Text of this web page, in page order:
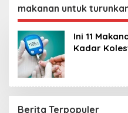
Istana? Ini Link
Pendaftaran Resminya
di Sini
makanan untuk
Ini 11
Kadar
Berita Terpopuler